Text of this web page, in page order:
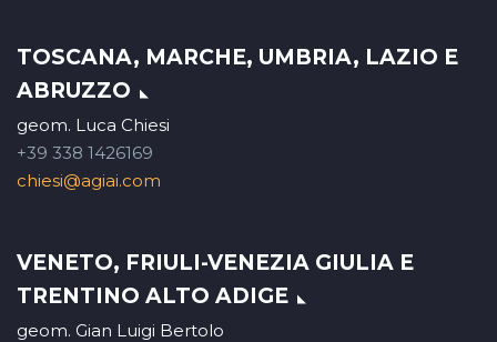
TOSCANA, MARCHE, UMBRIA, LAZIO E
ABRUZZO
geom. Luca Chiesi
+39 338 1426169
chiesi@agiai.com
VENETO, FRIULI-VENEZIA GIULIA E
TRENTINO ALTO ADIGE
geom. Gian Luigi Bertolo